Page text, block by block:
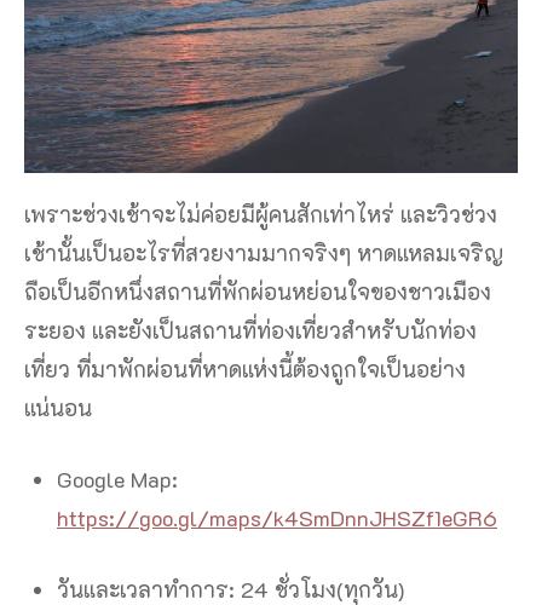
เพราะช่วงเช้าจะไม่ค่อยมีผู้คนสักเท่าไหร่ และวิวช่วง
เช้านั้นเป็นอะไรที่สวยงามมากจริงๆ หาดแหลมเจริญ
ถือเป็นอีกหนึ่งสถานที่พักผ่อนหย่อนใจของชาวเมือง
ระยอง และยังเป็นสถานที่ท่องเที่ยวสำหรับนักท่อง
เที่ยว ที่มาพักผ่อนที่หาดแห่งนี้ต้องถูกใจเป็นอย่าง
แน่นอน
Google Map:
https://goo.gl/maps/k4SmDnnJHSZf1eGR6
วันและเวลาทำการ: 24 ชั่วโมง(ทุกวัน)